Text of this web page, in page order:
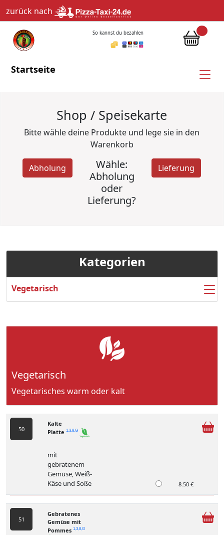
zurück nach
So kannst du bezahlen
Startseite
Shop / Speisekarte
Bitte wähle deine Produkte und lege sie in den
Warenkorb
Abholung
Wähle:
Abholung
oder
Lieferung?
Lieferung
Kategorien
Vegetarisch
Vegetarisch
Vegetarisches warm oder kalt
50
Kalte
Platte 1,3,8,G
mit
gebratenem
Gemüse, Weiß-
Käse und Soße
8.50 €
51
Gebratenes
Gemüse mit
Pommes 1,3,8,G